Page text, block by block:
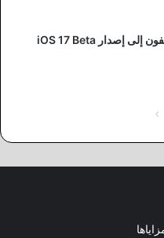
طريقة تحديث الايفون إلى إصدار iOS 17 Beta